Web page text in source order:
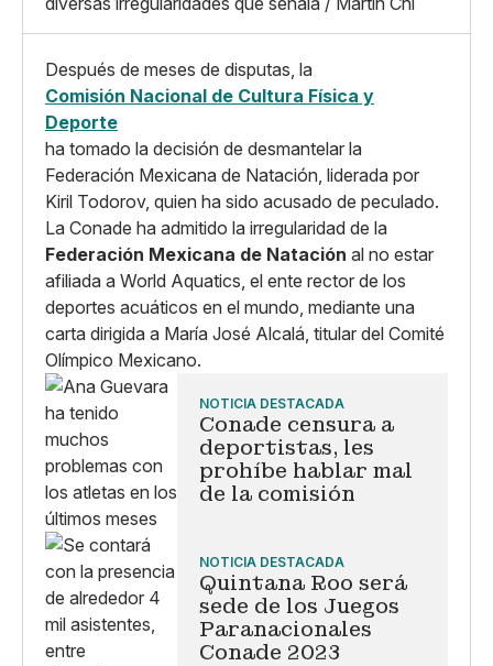
Copiar enlace
Después de meses de disputas, la
Comisión Nacional de Cultura Física y
Deporte
ha tomado la decisión de desmantelar la
Federación Mexicana de Natación, liderada por
Kiril Todorov, quien ha sido acusado de peculado.
La Conade ha admitido la irregularidad de la
Federación Mexicana de Natación al no estar
afiliada a World Aquatics, el ente rector de los
deportes acuáticos en el mundo, mediante una
carta dirigida a María José Alcalá, titular del Comité
Olímpico Mexicano.
NOTICIA DESTACADA
Conade censura a
deportistas, les
prohíbe hablar mal
de la comisión
NOTICIA DESTACADA
Quintana Roo será
sede de los Juegos
Paranacionales
Conade 2023